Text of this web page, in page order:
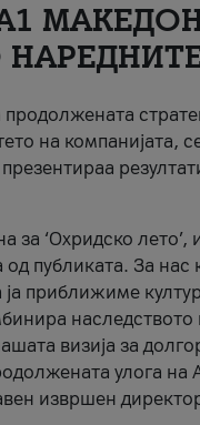
продолжената
на компанијата,
за ‘Охридско
публиката. За
ја приближиме
визија за
улога
извршен